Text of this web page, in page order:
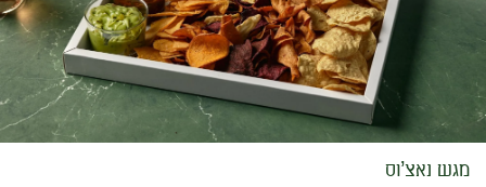
מגש נאצ’וס